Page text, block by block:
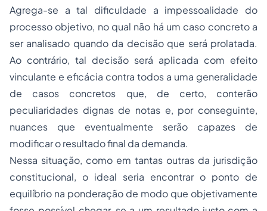
Agrega-se a tal dificuldade a impessoalidade do
processo objetivo, no qual não há um caso concreto a
ser analisado quando da decisão que será prolatada.
Ao contrário, tal decisão será aplicada com efeito
vinculante e eficácia contra todos a uma generalidade
de casos concretos que, de certo, conterão
peculiaridades dignas de notas e, por conseguinte,
nuances que eventualmente serão capazes de
modificar o resultado final da demanda.
Nessa situação, como em tantas outras da jurisdição
constitucional, o ideal seria encontrar o ponto de
equilíbrio na ponderação de modo que objetivamente